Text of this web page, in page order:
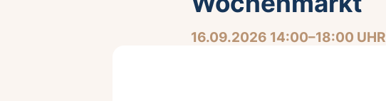
16.09.2026 14:00–18:00 UHR